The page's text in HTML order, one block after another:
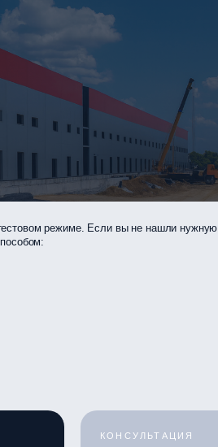
режиме. Если вы не нашли нужную
КОНСУЛЬТАЦИЯ